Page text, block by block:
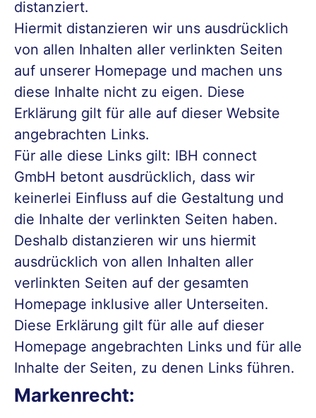
distanziert.
Hiermit distanzieren wir uns ausdrücklich
von allen Inhalten aller verlinkten Seiten
auf unserer Homepage und machen uns
diese Inhalte nicht zu eigen. Diese
Erklärung gilt für alle auf dieser Website
angebrachten Links.
Für alle diese Links gilt: IBH connect
GmbH betont ausdrücklich, dass wir
keinerlei Einfluss auf die Gestaltung und
die Inhalte der verlinkten Seiten haben.
Deshalb distanzieren wir uns hiermit
ausdrücklich von allen Inhalten aller
verlinkten Seiten auf der gesamten
Homepage inklusive aller Unterseiten.
Diese Erklärung gilt für alle auf dieser
Homepage angebrachten Links und für alle
Inhalte der Seiten, zu denen Links führen.
Markenrecht: